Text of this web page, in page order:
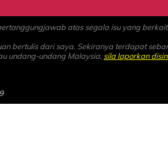
atas segala isu yang
bertulis dari saya. Sekiranya terdapat
undang-undang Malaysia, sila laporkan